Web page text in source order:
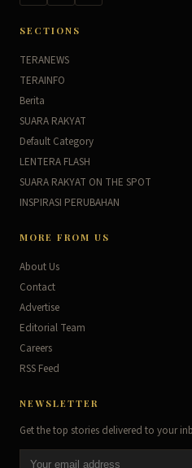
SECTIONS
TERANEWS
TERAINFO
Berita
SUARA RAKYAT
Default Category
LENTERA FLASH
SUARA RAKYAT ON THE SPOT
INSPIRASI PERUBAHAN
MORE FROM US
About Us
Contact
Advertise
Editorial Team
Careers
RSS Feed
NEWSLETTER
Get the top stories delivered to your